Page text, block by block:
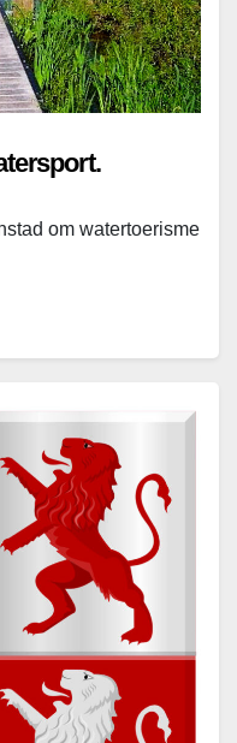
om watertoerisme